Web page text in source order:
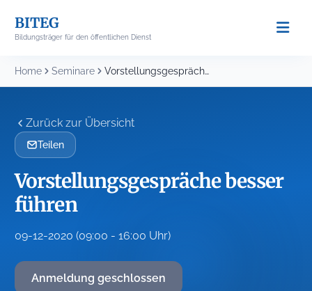
content
BITEG
Bildungsträger für den öffentlichen Dienst
Home Seminare Vorstellungsgespräche besser führen
Zurück zur Übersicht
Teilen
Vorstellungsgespräche besser
führen
09-12-2020 (09:00 - 16:00 Uhr)
Anmeldung geschlossen